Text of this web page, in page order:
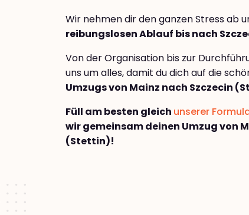
Wir nehmen dir den ganzen Stress ab
reibungslosen Ablauf bis nach
Von der Organisation bis zur
uns um alles, damit du dich auf die
Umzugs von Mainz nach Szczecin
Füll am besten gleich unserer
wir gemeinsam deinen Umzug von
(Stettin)!